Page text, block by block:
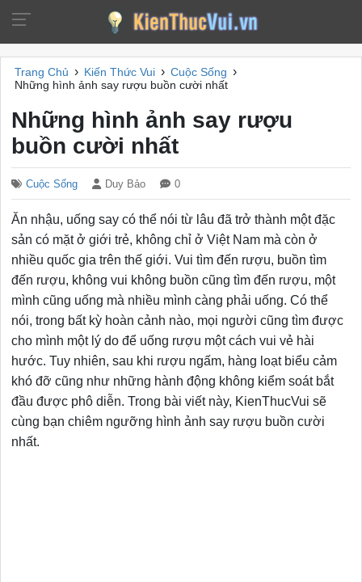
Trang Chủ › Kiến Thức Vui › Cuộc Sống ›
Những hình ảnh say rượu buồn cười nhất
Những hình ảnh say rượu
buồn cười nhất
Cuộc Sống Duy Bảo 0
Ăn nhậu, uống say có thể nói từ lâu đã trở thành một đặc
sản có mặt ở giới trẻ, không chỉ ở Việt Nam mà còn ở
nhiều quốc gia trên thế giới. Vui tìm đến rượu, buồn tìm
đến rượu, không vui không buồn cũng tìm đến rượu, một
mình cũng uống mà nhiều mình càng phải uống. Có thể
nói, trong bất kỳ hoàn cảnh nào, mọi người cũng tìm được
cho mình một lý do để uống rượu một cách vui vẻ hài
hước. Tuy nhiên, sau khi rượu ngấm, hàng loạt biểu cảm
khó đỡ cũng như những hành động không kiểm soát bắt
đầu được phô diễn. Trong bài viết này, KienThucVui sẽ
cùng bạn chiêm ngưỡng hình ảnh say rượu buồn cười
nhất.